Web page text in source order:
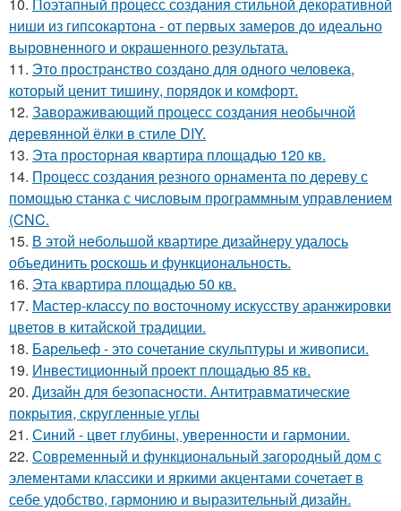
10. Поэтапный процесс создания стильной декоративной
ниши из гипсокартона - от первых замеров до идеально
выровненного и окрашенного результата.
11. Это пространство создано для одного человека,
который ценит тишину, порядок и комфорт.
12. Завораживающий процесс создания необычной
деревянной ёлки в стиле DIY.
13. Эта просторная квартира площадью 120 кв.
14. Процесс создания резного орнамента по дереву с
помощью станка с числовым программным управлением
(CNC.
15. В этой небольшой квартире дизайнеру удалось
объединить роскошь и функциональность.
16. Эта квартира площадью 50 кв.
17. Мастер-классу по восточному искусству аранжировки
цветов в китайской традиции.
18. Барельеф - это сочетание скульптуры и живописи.
19. Инвестиционный проект площадью 85 кв.
20. Дизайн для безопасности. Антитравматические
покрытия, скругленные углы
21. Синий - цвет глубины, уверенности и гармонии.
22. Современный и функциональный загородный дом с
элементами классики и яркими акцентами сочетает в
себе удобство, гармонию и выразительный дизайн.